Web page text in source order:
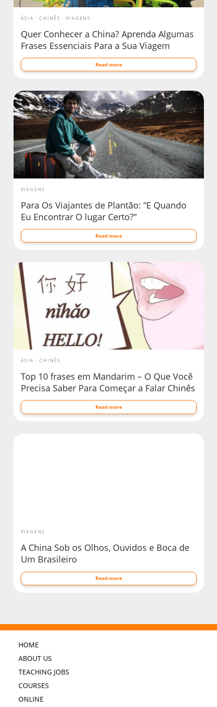
ÁSIA CHINÊS VIAGENS
Quer Conhecer a China? Aprenda Algumas
Frases Essenciais Para a Sua Viagem
Read more
VIAGENS
Para Os Viajantes de Plantão: “E Quando
Eu Encontrar O lugar Certo?”
Read more
ÁSIA CHINÊS
Top 10 frases em Mandarim – O Que Você
Precisa Saber Para Começar a Falar Chinês
Read more
VIAGENS
A China Sob os Olhos, Ouvidos e Boca de
Um Brasileiro
Read more
HOME
ABOUT US
TEACHING JOBS
COURSES
ONLINE